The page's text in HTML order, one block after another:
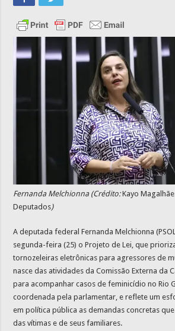
Fernanda Melchionna (Crédito:Kayo
Deputados)
A deputada federal Fernanda Melchionna
segunda-feira (25) o Projeto de Lei, que
tornozeleiras eletrônicas para agressores de
nasce das atividades da Comissão Externa da
para acompanhar casos de feminicídio no Rio
coordenada pela parlamentar, e reflete um
em política pública as demandas concretas
das vítimas e de seus familiares.